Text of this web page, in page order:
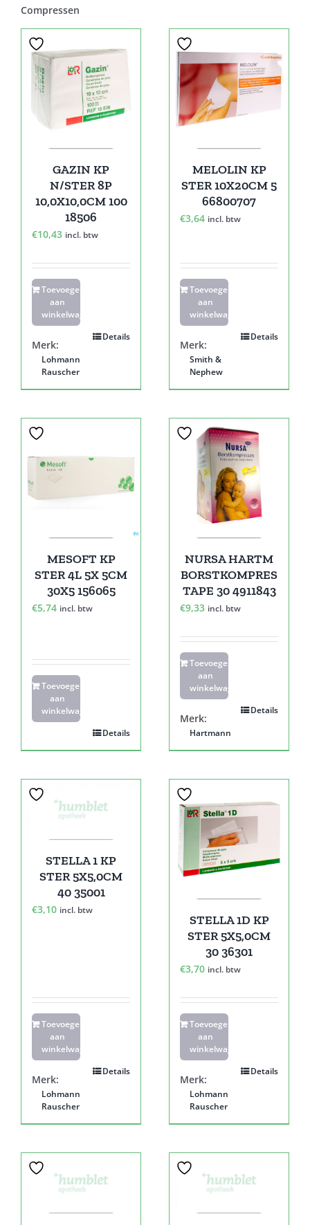
Compressen
GAZIN KP
N/STER 8P
10,0X10,0CM 100
18506
€10,43 incl. btw
Toevoegen
aan
winkelwagen
Details
Merk:
Lohmann
Rauscher
MELOLIN KP
STER 10X20CM 5
66800707
€3,64 incl. btw
Toevoegen
aan
winkelwagen
Details
Merk:
Smith &
Nephew
MESOFT KP
STER 4L 5X 5CM
30X5 156065
€5,74 incl. btw
Toevoegen
aan
winkelwagen
Details
NURSA HARTM
BORSTKOMPRES
TAPE 30 4911843
€9,33 incl. btw
Toevoegen
aan
winkelwagen
Details
Merk:
Hartmann
STELLA 1 KP
STER 5X5,0CM
40 35001
€3,10 incl. btw
Toevoegen
aan
winkelwagen
Details
Merk:
Lohmann
Rauscher
STELLA 1D KP
STER 5X5,0CM
30 36301
€3,70 incl. btw
Toevoegen
aan
winkelwagen
Details
Merk:
Lohmann
Rauscher